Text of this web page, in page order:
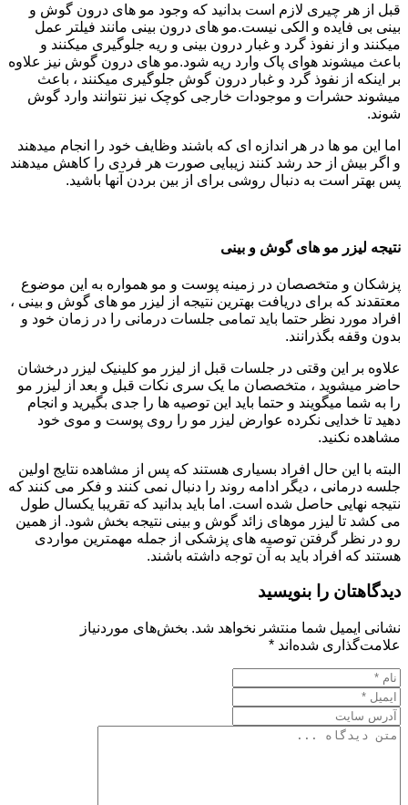
قبل از هر چیری لازم است بدانید که وجود مو های درون گوش و
بینی بی فایده و الکی نیست.مو های درون بینی مانند فیلتر عمل
میکنند و از نفوذ گرد و غبار درون بینی و ریه جلوگیری میکنند و
باعث میشوند هوای پاک وارد ریه شود.مو های درون گوش نیز علاوه
بر اینکه از نفوذ گرد و غبار درون گوش جلوگیری میکنند ، باعث
میشوند حشرات و موجودات خارجی کوچک نیز نتوانند وارد گوش
شوند.
اما این مو ها در هر اندازه ای که باشند وظایف خود را انجام میدهند
و اگر بیش از حد رشد کنند زیبایی صورت هر فردی را کاهش میدهند
پس بهتر است به دنبال روشی برای از بین بردن آنها باشید.
نتیجه لیزر مو های گوش و بینی
پزشکان و متخصصان در زمینه پوست و مو همواره به این موضوع
معتقدند که برای دریافت بهترین نتیجه از لیزر مو های گوش و بینی ،
افراد مورد نظر حتما باید تمامی جلسات درمانی را در زمان خود و
بدون وقفه بگذرانند.
علاوه بر این وقتی در جلسات قبل از لیزر مو کلینیک لیزر درخشان
حاضر میشوید ، متخصصان ما یک سری نکات قبل و بعد از لیزر مو
را به شما میگویند و حتما باید این توصیه ها را جدی بگیرید و انجام
دهید تا خدایی نکرده عوارض لیزر مو را روی پوست و موی خود
مشاهده نکنید.
البته با این حال افراد بسیاری هستند که پس از مشاهده نتایج اولین
جلسه درمانی ، دیگر ادامه روند را دنبال نمی کنند و فکر می کنند که
نتیجه نهایی حاصل شده است. اما باید بدانید که تقریبا یکسال طول
می کشد تا لیزر موهای زائد گوش و بینی نتیجه بخش شود. از همین
رو در نظر گرفتن توصیه های پزشکی از جمله مهمترین مواردی
هستند که افراد باید به آن توجه داشته باشند.
دیدگاهتان را بنویسید
نشانی ایمیل شما منتشر نخواهد شد. بخش‌های موردنیاز
علامت‌گذاری شده‌اند *